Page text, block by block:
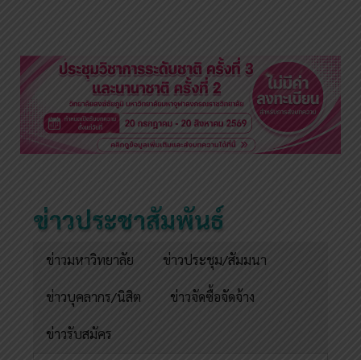
ข่าวประชาสัมพันธ์
ข่าวมหาวิทยาลัย ข่าวประชุม/สัมมนา
ข่าวบุคลากร/นิสิต ข่าวจัดซื้อจัดจ้าง
ข่าวรับสมัคร